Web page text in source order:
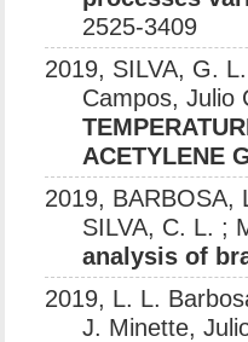
2525-3409
2019, SILVA, G.
Campos, Julio
ACETYLENE
2019, BARBOSA,
SILVA, C. L. ;
analysis of
2019, L. L.
J. Minette,